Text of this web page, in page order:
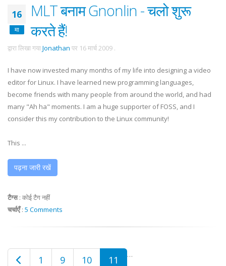
16
मा
MLT बनाम Gnonlin - चलो शुरू
करते हैं!
द्वारा लिखा गयाJonathan पर 16 मार्च 2009 .
I have now invested many months of my life into designing a video
editor for Linux. I have learned new programming languages,
become friends with many people from around the world, and had
many "Ah ha" moments. I am a huge supporter of FOSS, and I
consider this my contribution to the Linux community!
This ...
पढ़ना जारी रखें
टैग्स: कोई टैग नहीं
चर्चाएँ: 5 Comments
1 …
9 10 11